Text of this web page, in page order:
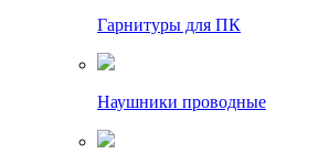
Гарнитуры для ПК
Наушники проводные